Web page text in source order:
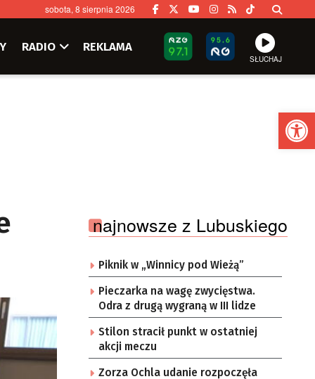
sobota, 8 sierpnia 2026
RADIO REKLAMA
SŁUCHAJ
najnowsze z Lubuskiego
Piknik w „Winnicy pod Wieżą”
Pieczarka na wagę zwycięstwa.
Odra z drugą wygraną w III lidze
Stilon stracił punkt w ostatniej
akcji meczu
Zorza Ochla udanie rozpoczęła